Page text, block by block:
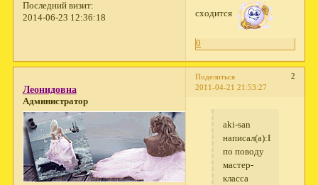
Последний визит:
2014-06-23 12:36:18
сходится
0
Поделиться
2
2011-04-21 21:53:27
Леонидовна
Администратор
aki-san
написал(а):Вот
по поводу
мастер-
класса